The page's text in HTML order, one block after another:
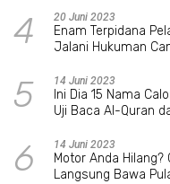
4 20 Juni 2023
Enam Terpidana
Jalani Hukuman
5 14 Juni 2023
Ini Dia 15 Nama
Uji Baca Al-Quran
6 14 Juni 2023
Motor Anda
Langsung Bawa